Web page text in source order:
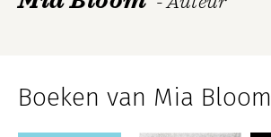
Boeken van Mia Bloom